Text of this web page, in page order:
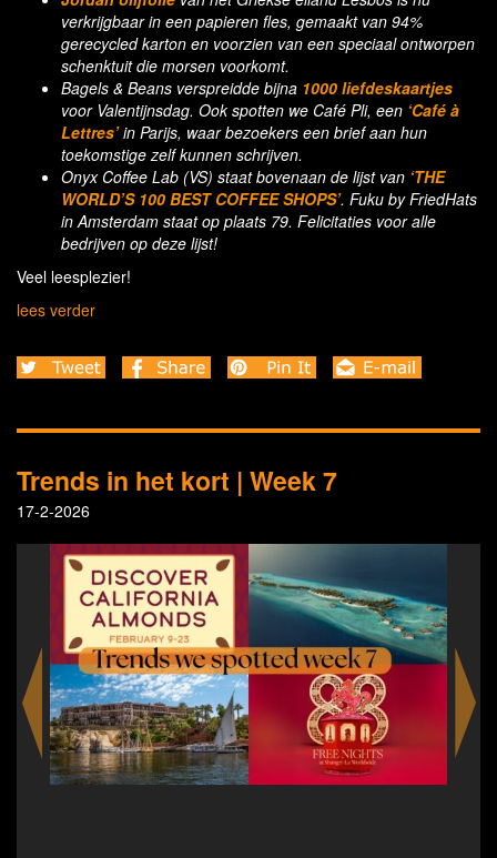
verkrijgbaar in een papieren fles, gemaakt van 94%
gerecycled karton en voorzien van een speciaal ontworpen
schenktuit die morsen voorkomt.
Bagels & Beans verspreidde bijna 1000 liefdeskaartjes
voor Valentijnsdag. Ook spotten we Café Pli, een ‘Café à
Lettres’ in Parijs, waar bezoekers een brief aan hun
toekomstige zelf kunnen schrijven.
Onyx Coffee Lab (VS) staat bovenaan de lijst van ‘THE
WORLD’S 100 BEST COFFEE SHOPS’. Fuku by FriedHats
in Amsterdam staat op plaats 79. Felicitaties voor alle
bedrijven op deze lijst!
Veel leesplezier!
lees verder
Trends in het kort | Week 7
17-2-2026